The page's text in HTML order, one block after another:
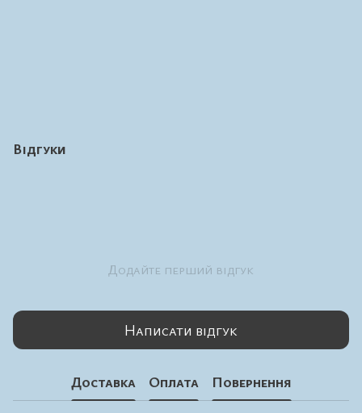
Відгуки
Додайте перший відгук
Написати відгук
Доставка Оплата Повернення